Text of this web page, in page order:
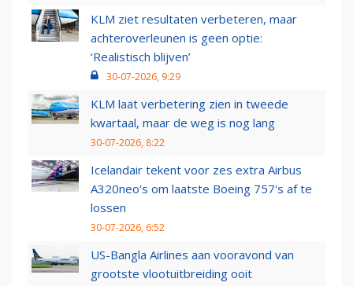
KLM ziet resultaten verbeteren, maar
achteroverleunen is geen optie:
‘Realistisch blijven’
30-07-2026, 9:29
KLM laat verbetering zien in tweede
kwartaal, maar de weg is nog lang
30-07-2026, 8:22
Icelandair tekent voor zes extra Airbus
A320neo's om laatste Boeing 757's af te
lossen
30-07-2026, 6:52
US-Bangla Airlines aan vooravond van
grootste vlootuitbreiding ooit